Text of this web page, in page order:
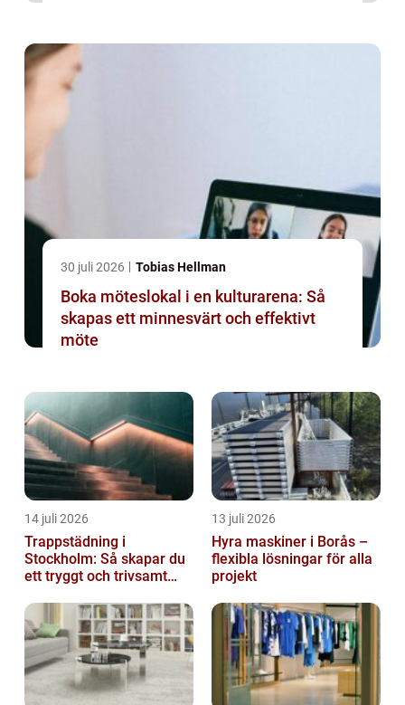
30 juli 2026 Tobias Hellman
Boka möteslokal i en kulturarena: Så
skapas ett minnesvärt och effektivt
möte
14 juli 2026
Trappstädning i
Stockholm: Så skapar du
ett tryggt och trivsamt
13 juli 2026
Hyra maskiner i Borås –
flexibla lösningar för alla
projekt